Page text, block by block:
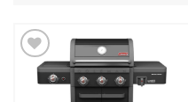
שמור
מוצר